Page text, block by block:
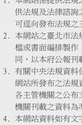
供法規及法律諮詢
可逕向發布法規之
本網站之臺北市法
檔或書面編排製作
同，以本府公報刊
有關中央法規資料
網站所發布之法規
各主管機關之公布
機關刊載之資料為
本網站資料如有文